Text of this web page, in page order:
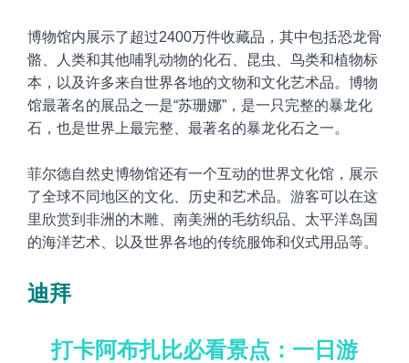
博物馆内展示了超过2400万件收藏品，其中包括恐龙骨
骼、人类和其他哺乳动物的化石、昆虫、鸟类和植物标
本，以及许多来自世界各地的文物和文化艺术品。博物
馆最著名的展品之一是“苏珊娜”，是一只完整的暴龙化
石，也是世界上最完整、最著名的暴龙化石之一。
菲尔德自然史博物馆还有一个互动的世界文化馆，展示
了全球不同地区的文化、历史和艺术品。游客可以在这
里欣赏到非洲的木雕、南美洲的毛纺织品、太平洋岛国
的海洋艺术、以及世界各地的传统服饰和仪式用品等。
迪拜
打卡阿布扎比必看景点： 一日游